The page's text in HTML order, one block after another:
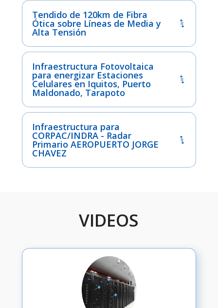
Tendido de 120km de Fibra
Ótica sobre Líneas de Media y
Alta Tensión
Infraestructura Fotovoltaica
para energizar Estaciones
Celulares en Iquitos, Puerto
Maldonado, Tarapoto
Infraestructura para
CORPAC/INDRA - Radar
Primario AEROPUERTO JORGE
CHAVEZ
VIDEOS